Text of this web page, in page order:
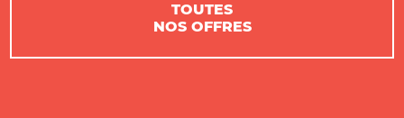
TOUTES
NOS OFFRES